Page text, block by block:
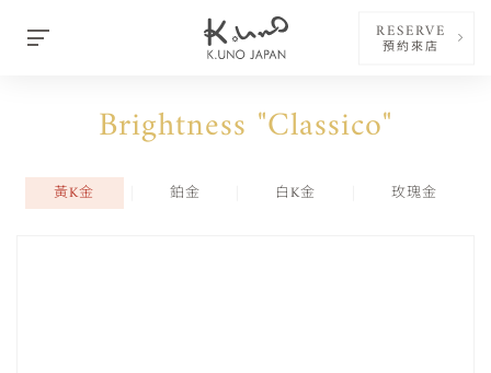
RESERVE
預約來店
Brightness "Classico"
黃K金 鉑金 白K金 玫瑰金